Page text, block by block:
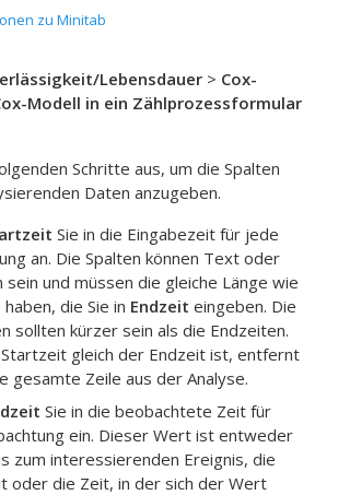
zu Minitab
Lebensdauer > Cox-
Modell in ein Zählprozessformular
Schritte aus, um die Spalten
Daten anzugeben.
Sie in die Eingabezeit für jede
an. Die Spalten können Text oder
sein und müssen die gleiche Länge wie
die Sie in Endzeit eingeben. Die
sollten kürzer sein als die Endzeiten.
gleich der Endzeit ist, entfernt
gesamte Zeile aus der Analyse.
Sie in die beobachtete Zeit für
ein. Dieser Wert ist entweder
zum interessierenden Ereignis, die
oder die Zeit, in der sich der Wert